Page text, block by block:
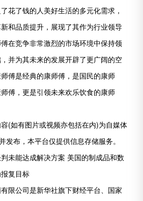
花了钱的人美好生活的多元化需求，
和品质提升，展现了其作为行业领导
在竞争非常激烈的市场环境中保持领
并为其未来的发展开辟了更广阔的空
傅是经典的康师傅，是国民的康师
傅，更是引领未来欢乐饮食的康师
如有图片或视频亦包括在内)为自媒体
发布，本平台仅提供信息存储服务。
能达成解决方案 美国的制成品和数
复目标
公司是新华社旗下财经平台、国家